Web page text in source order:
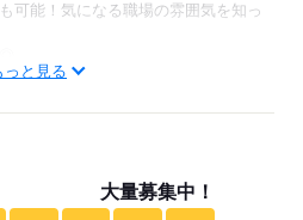
可能！気になる職場の雰囲気を知っ
ンリーの問合せ対応 ◇残業ほぼなし
っと見る
大量募集中！